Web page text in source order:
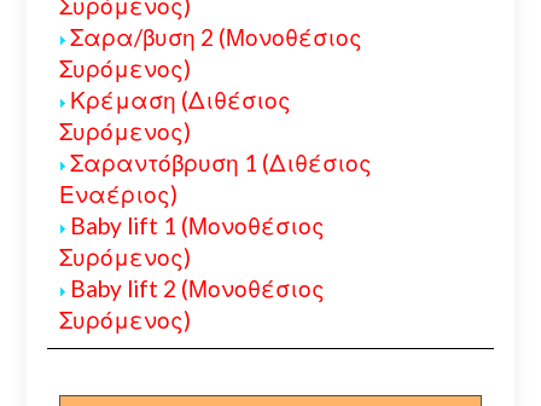
Σαρα/βυση 2 (Μονοθέσιος
Συρόμενος)
Κρέμαση (Διθέσιος
Συρόμενος)
Σαραντόβρυση 1 (Διθέσιος
Εναέριος)
Baby lift 1 (Μονοθέσιος
Συρόμενος)
Baby lift 2 (Μονοθέσιος
Συρόμενος)